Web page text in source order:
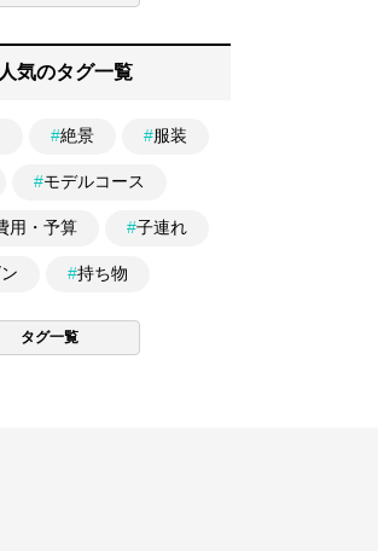
人気のタグ一覧
#絶景 #服装
#モデルコース
用・予算 #子連れ
#持ち物
タグ一覧